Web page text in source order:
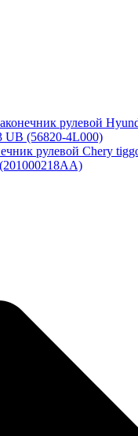
рулевой
UB (56820-4L000)
рулевой Chery